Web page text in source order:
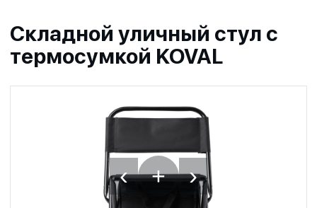
Складной уличный стул с
термосумкой KOVAL
‹ + ›